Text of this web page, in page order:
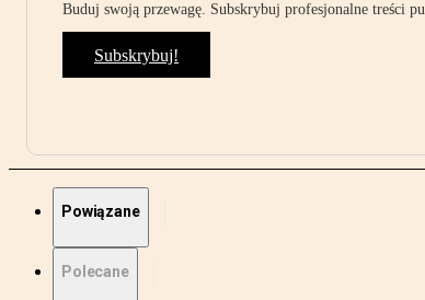
Buduj swoją przewagę. Subskrybuj profesjonalne treści
Subskrybuj!
Powiązane
Polecane